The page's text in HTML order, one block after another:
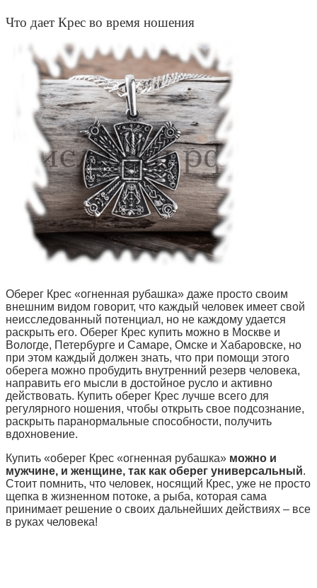
Что дает Крес во время ношения
Оберег Крес «огненная рубашка» даже просто своим
внешним видом говорит, что каждый человек имеет свой
неисследованный потенциал, но не каждому удается
раскрыть его. Оберег Крес купить можно в Москве и
Вологде, Петербурге и Самаре, Омске и Хабаровске, но
при этом каждый должен знать, что при помощи этого
оберега можно пробудить внутренний резерв человека,
направить его мысли в достойное русло и активно
действовать. Купить оберег Крес лучше всего для
регулярного ношения, чтобы открыть свое подсознание,
раскрыть паранормальные способности, получить
вдохновение.
Купить «оберег Крес «огненная рубашка» можно и
мужчине, и женщине, так как оберег универсальный.
Стоит помнить, что человек, носящий Крес, уже не просто
щепка в жизненном потоке, а рыба, которая сама
принимает решение о своих дальнейших действиях – все
в руках человека!